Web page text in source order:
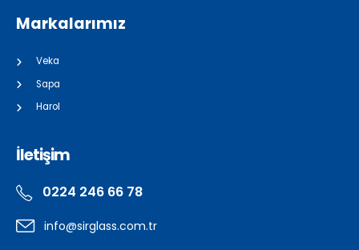
Markalarımız
Veka
Sapa
Harol
İletişim
0224 246 66 78
info@sirglass.com.tr